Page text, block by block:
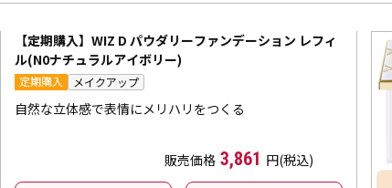
【定期購入】WIZ D パウダリーファンデーション レフィ
ル(N0ナチュラルアイボリー)
定期購入 メイクアップ
自然な立体感で表情にメリハリをつくる
販売価格 3,861 円(税込)